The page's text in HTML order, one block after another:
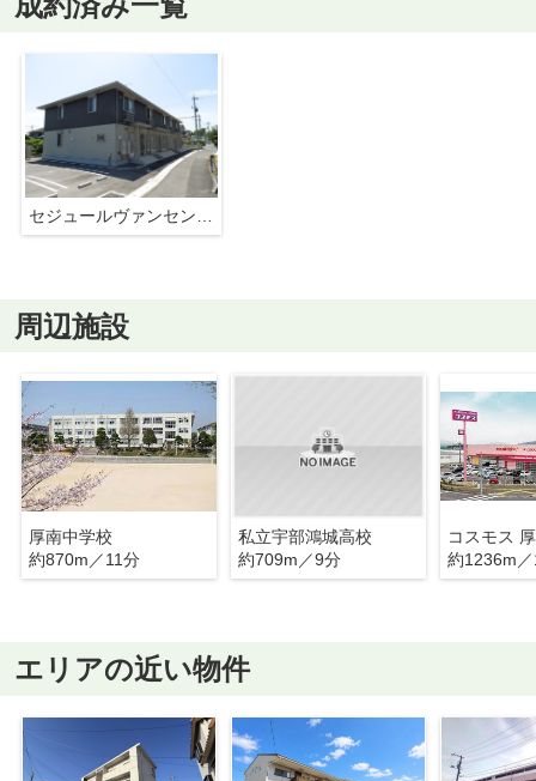
セジュールヴァンセンヌB棟
周辺施設
厚南中学校
約870m／11分
私立宇部鴻城高校
約709m／9分
コスモス
約1236m
エリアの近い物件